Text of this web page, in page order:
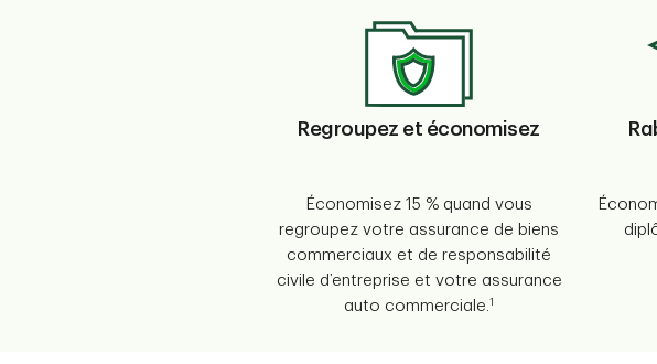
Regroupez et économisez
Économisez 15 % quand vous
regroupez votre assurance de biens
commerciaux et de responsabilité
civile d’entreprise et votre assurance
auto commerciale.1